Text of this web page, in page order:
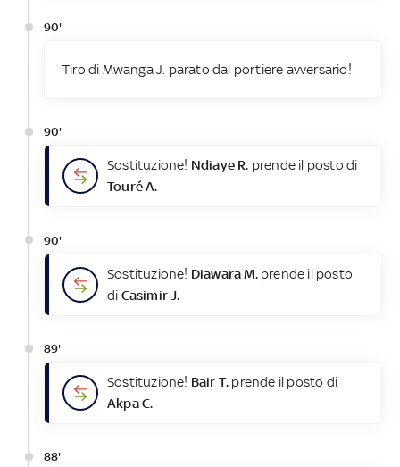
90'
Tiro di Mwanga J. parato dal portiere avversario!
90'
Sostituzione! Ndiaye R. prende il posto di
Touré A.
90'
Sostituzione! Diawara M.prende il posto
di Casimir J.
89'
Sostituzione! Bair T. prende il posto di
Akpa C.
88'